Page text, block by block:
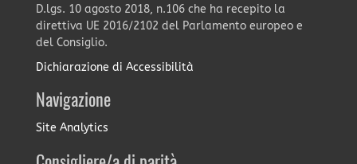
D.lgs. 10 agosto 2018, n.106 che ha recepito la
direttiva UE 2016/2102 del Parlamento europeo e
del Consiglio.
Dichiarazione di Accessibilità
Navigazione
Site Analytics